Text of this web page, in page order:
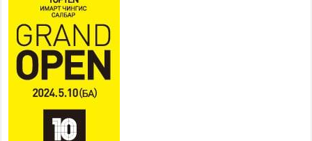
ӨРГӨЖҮҮЛНЭ
2026 оны 7 сар 21 / 16 цаг 34 минут
26,992 суралцагч хотхоны бага сургуульд, 8100
суралцагч төрөлжсөн ахлах сургуульд
суралцана
2026 оны 7 сар 21 / 13 цаг 43 минут
тээврийн зохицуулалт, сургууль, цэцэрлэг, зах,
худалдааны төвийн ажиллах хуваарийг гаргаж,